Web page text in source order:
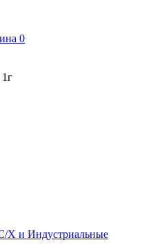
0
Х и Индустриальные